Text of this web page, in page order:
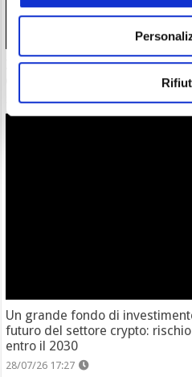
Zcash completa l’atteso
28/07/26 18:57
Un grande fondo di
futuro del settore crypto:
entro il 2030
28/07/26 17:27